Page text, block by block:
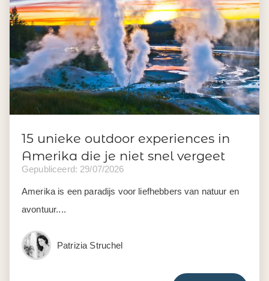
15 unieke outdoor experiences in
Amerika die je niet snel vergeet
Gepubliceerd: 29/07/2026
Amerika is een paradijs voor liefhebbers van natuur en
avontuur....
Patrizia Struchel